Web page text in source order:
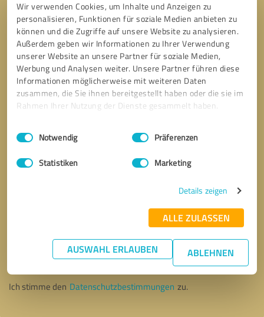
Wir verwenden Cookies, um Inhalte und Anzeigen zu
personalisieren, Funktionen für soziale Medien anbieten zu
können und die Zugriffe auf unsere Website zu analysieren.
Außerdem geben wir Informationen zu Ihrer Verwendung
unserer Website an unsere Partner für soziale Medien,
Werbung und Analysen weiter. Unsere Partner führen diese
Informationen möglicherweise mit weiteren Daten
zusammen, die Sie ihnen bereitgestellt haben oder die sie im
Rahmen Ihrer Nutzung der Dienste gesammelt haben.
Impressum Datenschutzbestimmungen
Einwilligungsauswahl
Notwendig Präferenzen
Statistiken Marketing
Details zeigen
ALLE ZULASSEN
AUSWAHL ERLAUBEN ABLEHNEN
* Erforderliche Angaben
Nachricht senden
Ich stimme den Datenschutzbestimmungen zu.